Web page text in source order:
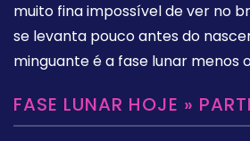
muito fina impossível de ver no
se levanta pouco antes do
minguante é a fase lunar menos
FASE LUNAR HOJE »